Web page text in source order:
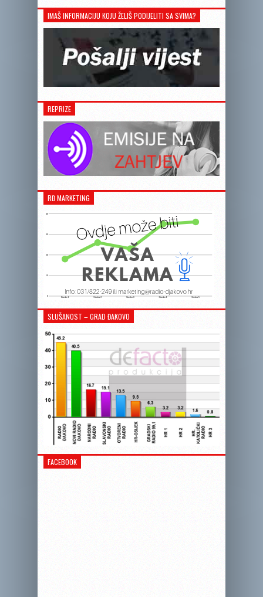
IMAŠ INFORMACIJU KOJU ŽELIŠ PODIJELITI SA SVIMA?
REPRIZE
RĐ MARKETING
SLUŠANOST – GRAD ĐAKOVO
FACEBOOK